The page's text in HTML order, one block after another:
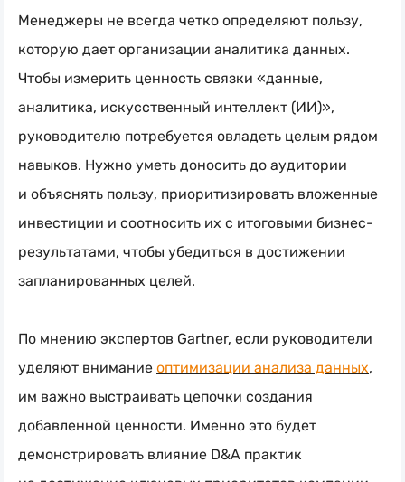
Менеджеры не всегда четко определяют пользу,
которую дает организации аналитика данных.
Чтобы измерить ценность связки «данные,
аналитика, искусственный интеллект (ИИ)»,
руководителю потребуется овладеть целым рядом
навыков. Нужно уметь доносить до аудитории
и объяснять пользу, приоритизировать вложенные
инвестиции и соотносить их с итоговыми бизнес-
результатами, чтобы убедиться в достижении
запланированных целей.
По мнению экспертов Gartner, если руководители
уделяют внимание оптимизации анализа данных,
им важно выстраивать цепочки создания
добавленной ценности. Именно это будет
демонстрировать влияние D&A практик